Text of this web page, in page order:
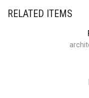
RELATED ITEMS